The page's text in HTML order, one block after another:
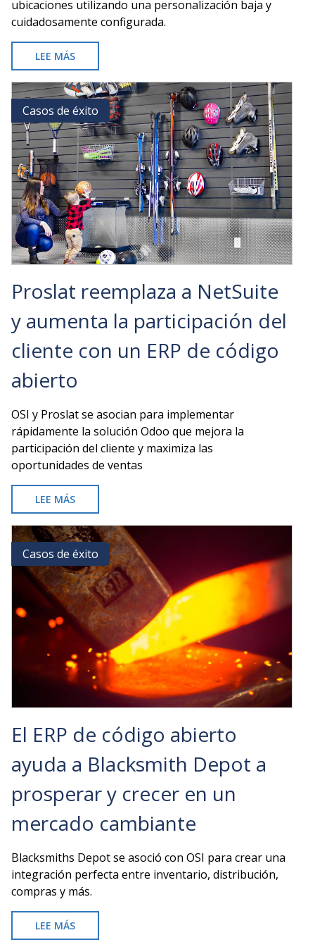
ubicaciones utilizando una personalización baja y
cuidadosamente configurada.
LEE MÁS
ADRIAN
STEEL
OPTIMIZA
EL
COMERCIO
RETAIL
Y
MÁS
CON
ODOO
OPEN
SOURCE
Casos de éxito
Casos de éxito
Proslat reemplaza a NetSuite
y aumenta la participación del
cliente con un ERP de código
abierto
OSI y Proslat se asocian para implementar
rápidamente la solución Odoo que mejora la
participación del cliente y maximiza las
oportunidades de ventas
LEE MÁS
PROSLAT
REEMPLAZA
A
NETSUITE
Y
AUMENTA
LA
PARTICIPACIÓN
DEL
CLIENTE
CON
UN
ERP
DE
ABIERTO
Casos de éxito
Casos de éxito
El ERP de código abierto
ayuda a Blacksmith Depot a
prosperar y crecer en un
mercado cambiante
Blacksmiths Depot se asoció con OSI para crear una
integración perfecta entre inventario, distribución,
compras y más.
LEE MÁS
EL